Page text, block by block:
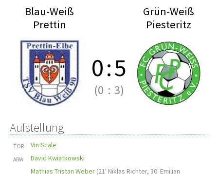
Blau-Weiß
Prettin
Grün-Weiß
Piesteritz
0:5
(0 : 3)
Aufstellung
TOR Vin Scale
ABW
David Kwiatkowski
Mathias Tristan Weber (21' Niklas Richter, 30' Emilian